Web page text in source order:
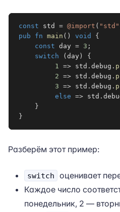
const std = @import ( "std"
pub
fn main ( ) void
{
const day = 3 ;
switch
( day )
{
1 => std . debug .
2 => std . debug .
3 => std . debug .
else => std .
}
}
Разберём этот пример:
switch оценивает
Каждое число
понедельник, 2 —